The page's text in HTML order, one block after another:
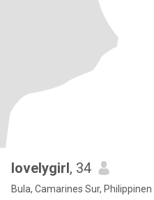
lovelygirl, 34
Bula, Camarines Sur, Philippinen